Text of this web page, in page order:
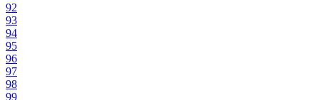
92
93
94
95
96
97
98
99